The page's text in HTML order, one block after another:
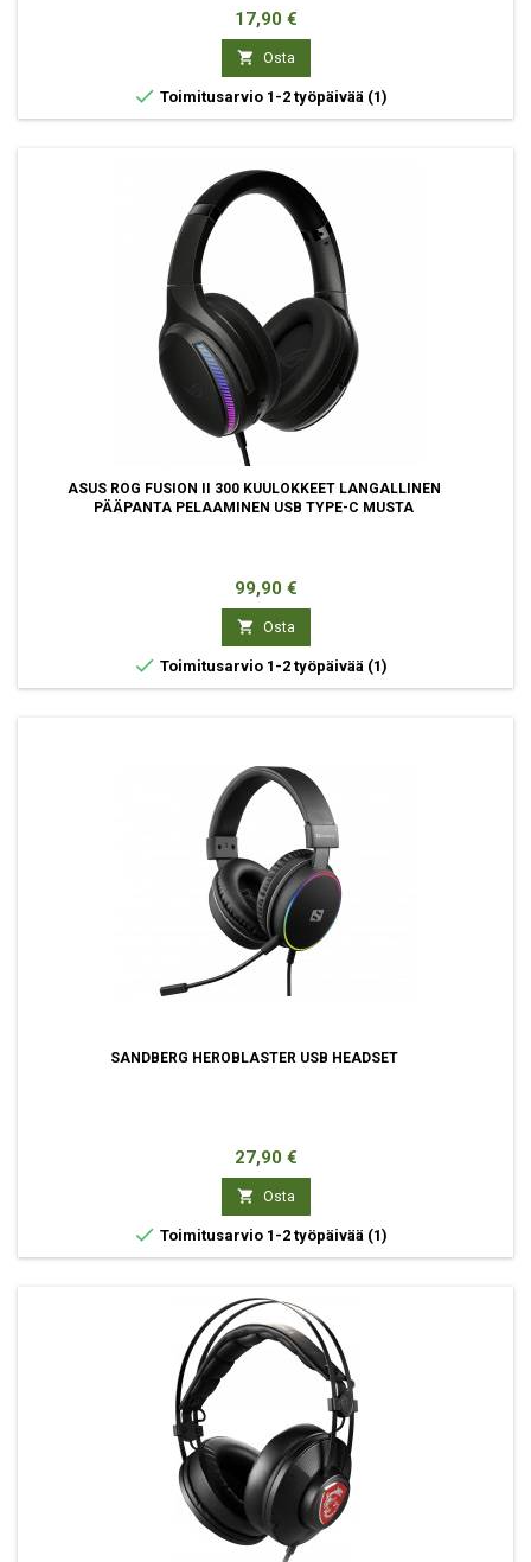
Hinta
17,90 €
 Osta
 Toimitusarvio 1-2 työpäivää (1)
ASUS ROG FUSION II 300 KUULOKKEET LANGALLINEN
PÄÄPANTA PELAAMINEN USB TYPE-C MUSTA
Hinta
99,90 €
 Osta
 Toimitusarvio 1-2 työpäivää (1)
SANDBERG HEROBLASTER USB HEADSET
Hinta
27,90 €
 Osta
 Toimitusarvio 1-2 työpäivää (1)